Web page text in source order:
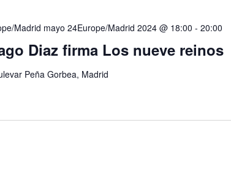
Diaz firma Los nueve reinos
Madrid mayo 24Europe/Madrid 2024 @ 18:00 - 20:00
Peña Gorbea, Madrid